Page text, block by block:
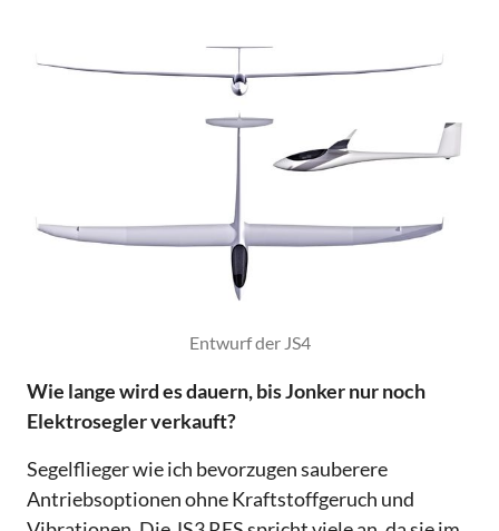
Entwurf der JS4
Wie lange wird es dauern, bis Jonker nur noch
Elektrosegler verkauft?
Segelflieger wie ich bevorzugen sauberere
Antriebsoptionen ohne Kraftstoffgeruch und